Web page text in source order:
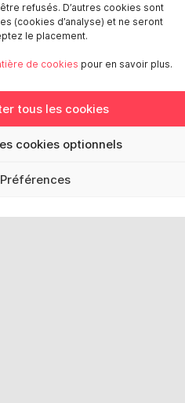
refusés. D’autres cookies sont
(cookies d’analyse) et ne seront
le placement.
de cookies pour en savoir plus.
tous les cookies
cookies optionnels
Préférences
effectuez un signalement